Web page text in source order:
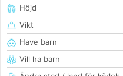
Höjd
Vikt
Have barn
Vill ha barn